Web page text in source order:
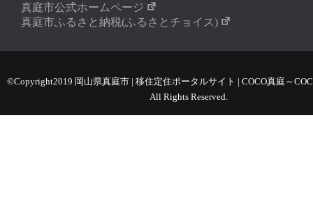
真庭市公式ホームページ
真庭市ふるさと納税(ふるさとチョイス)
©Copyright2019 岡山県真庭市 | 移住定住ポータルサイト | COCO真庭～
All Rights Reserved.